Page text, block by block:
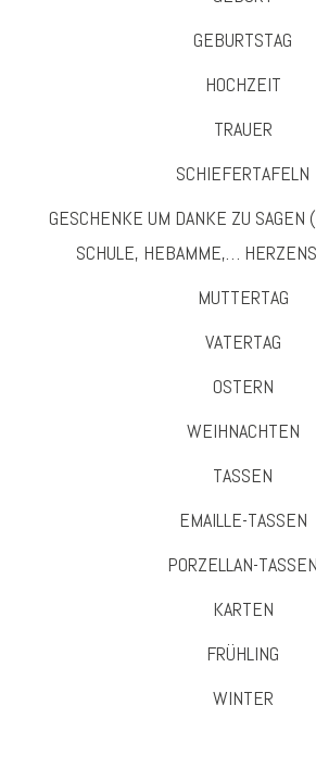
GEBURTSTAG
HOCHZEIT
TRAUER
SCHIEFERTAFELN
GESCHENKE UM DANKE ZU SAGEN
SCHULE, HEBAMME,…
MUTTERTAG
VATERTAG
OSTERN
WEIHNACHTEN
TASSEN
EMAILLE-TASSEN
PORZELLAN-TASSEN
KARTEN
FRÜHLING
WINTER